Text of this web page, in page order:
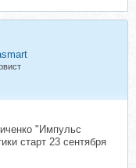
"Импульс
старт 23 сентября